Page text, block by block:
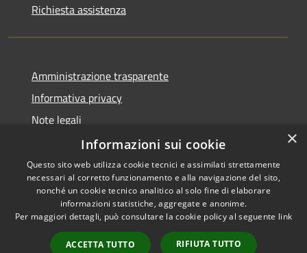
Richiesta assistenza
Amministrazione trasparente
Informativa privacy
Note legali
Dichiarazione di accessibilità
RSS
Accessibilità
Copyright © 2026 • Comune di
Municipium•
Accesso
×
Informazioni sui cookie
Questo sito web utilizza cookie tecnici e assimilati strettamente
necessari al corretto funzionamento e alla navigazione del sito,
nonché un cookie tecnico analitico al solo fine di elaborare
informazioni statistiche, aggregate e anonime.
Per maggiori dettagli, può consultare la cookie policy al seguente link
ACCETTA TUTTO RIFIUTA TUTTO